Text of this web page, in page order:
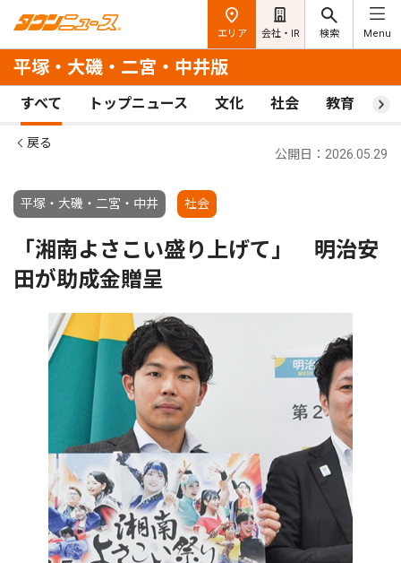
エリア 会社・IR 検索 Menu
平塚・大磯・二宮・中井版
すべて トップニュース 文化 社会 教育 ス
戻る
平塚・大磯・二宮・中井 社会
公開日：2026.05.29
「湘南よさこい盛り上げて」 明治安
田が助成金贈呈